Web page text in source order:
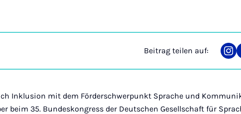
Beitrag teilen auf:
auf
Inklusion mit dem Förderschwerpunkt Sprache und
beim 35. Bundeskongress der Deutschen Gesellschaft für